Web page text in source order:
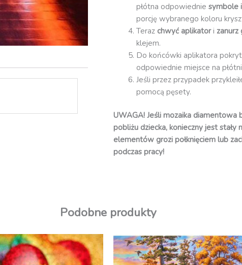
płótna odpowiednie symbole
porcję wybranego koloru
Teraz chwyć aplikatori zanurz
klejem.
Do końcówki aplikatora
odpowiednie miejsce na
Jeśli przez przypadek
pomocą pęsety.
UWAGA! Jeśli mozaika diamentowa
pobliżu dziecka, konieczny jest stały
elementów grozi połknięciem lub
podczas pracy!
Podobne produkty